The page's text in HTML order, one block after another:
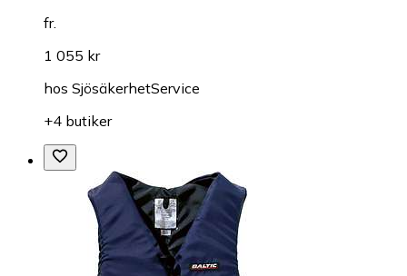
fr.
1 055 kr
hos SjösäkerhetService
+4 butiker